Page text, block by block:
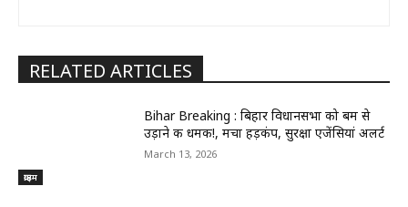
RELATED ARTICLES
क्राइम
Bihar Breaking : बिहार विधानसभा को बम से
उड़ाने की धमकी!, मचा हड़कंप, सुरक्षा एजेंसियां अलर्ट
March 13, 2026